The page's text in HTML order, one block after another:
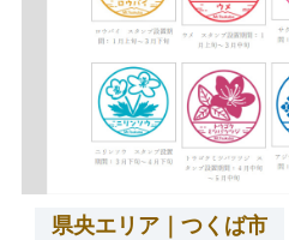
県央エリア｜つくば市